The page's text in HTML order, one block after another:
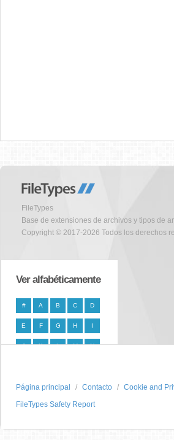
FileTypes
Base de extensiones de archivos y tipos de
Copyright © 2017-2026 Todos los derechos
Ver alfabéticamente
# A B C D
E F G H I
J K L M N
T U V W X
Y Z
Página principal Contacto
Cookie and
FileTypes Safety Report